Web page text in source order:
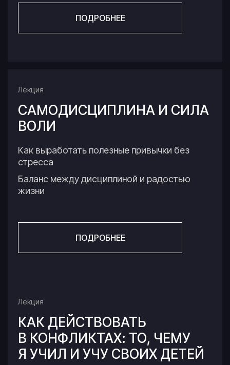
ПОДРОБНЕЕ
Лекция
САМОДИСЦИПЛИНА И СИЛА
ВОЛИ
Как выработать полезные привычки без
стресса
Баланс между дисциплиной и радостью
жизни
ПОДРОБНЕЕ
Лекция
КАК ДЕЙСТВОВАТЬ
В КОНФЛИКТАХ: ТО, ЧЕМУ
Я УЧИЛ И УЧУ СВОИХ ДЕТЕЙ